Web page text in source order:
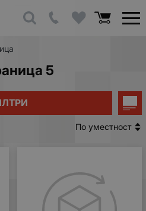
5
По уместност